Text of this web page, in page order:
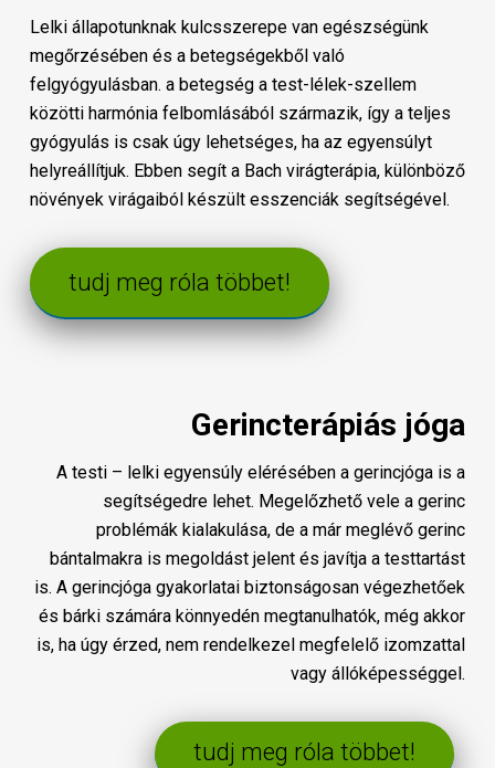
Lelki állapotunknak kulcsszerepe van egészségünk
megőrzésében és a betegségekből való
felgyógyulásban. a betegség a test-lélek-szellem
közötti harmónia felbomlásából származik, így a teljes
gyógyulás is csak úgy lehetséges, ha az egyensúlyt
helyreállítjuk. Ebben segít a Bach virágterápia, különböző
növények virágaiból készült esszenciák segítségével.
tudj meg róla többet!
Gerincterápiás jóga
A testi – lelki egyensúly elérésében a gerincjóga is a
segítségedre lehet. Megelőzhető vele a gerinc
problémák kialakulása, de a már meglévő gerinc
bántalmakra is megoldást jelent és javítja a testtartást
is. A gerincjóga gyakorlatai biztonságosan végezhetőek
és bárki számára könnyedén megtanulhatók, még akkor
is, ha úgy érzed, nem rendelkezel megfelelő izomzattal
vagy állóképességgel.
tudj meg róla többet!